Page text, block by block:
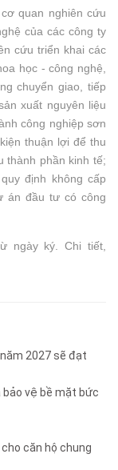
quan nghiên cứu
của các công ty
cứu triển khai các
học - công nghệ,
chuyển giao, tiếp
xuất nguyên liệu
công nghiệp sơn
thuận lợi để thu
thành phần kinh tế;
định không cấp
án đầu tư có công
ngày ký. Chi tiết,
2027 sẽ đạt
vệ bề mặt bức
căn hộ chung